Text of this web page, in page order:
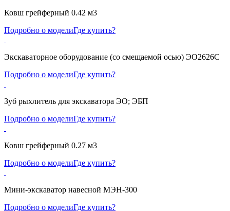
Ковш грейферный 0.42 м3
Подробно о моделиГде купить?
Экскаваторное оборудование (со смещаемой осью) ЭО2626С
Подробно о моделиГде купить?
Зуб рыхлитель для экскаватора ЭО; ЭБП
Подробно о моделиГде купить?
Ковш грейферный 0.27 м3
Подробно о моделиГде купить?
Мини-экскаватор навесной МЭН-300
Подробно о моделиГде купить?